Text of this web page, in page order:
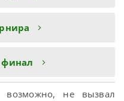
финал
возможно, не вызвал